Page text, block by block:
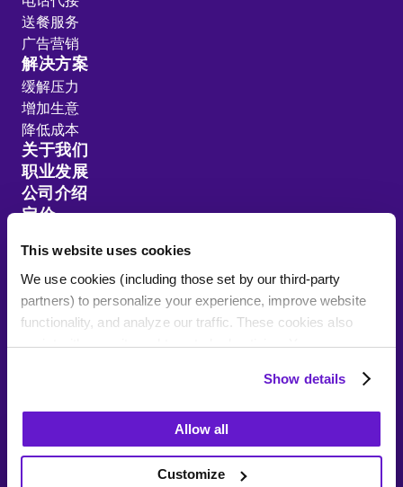
This website uses cookies
We use cookies (including those set by our third-party
partners) to personalize your experience, improve website
functionality, and analyze our traffic. These cookies also
assist with security and targeted advertising. Your
these purposes. Residents of certain jurisdictions can opt
out by clicking "Deny," but this may affect your site
experience. By clicking "Allow all" or continuing to browse,
you consent to our use of cookies.
Show details
Allow all
Customize
1-833-909-3714
送餐服务
广告营销
解决方案
缓解压力
增加生意
降低成本
关于我们
职业发展
公司介绍
定价
资源分享
网站地图
更改您的同意设置
使用条款
版权文本© 2015-2026 Wonders Technologies Corp.,